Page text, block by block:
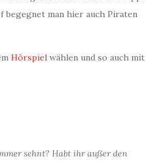
begegnet man hier auch Piraten
Hörspiel wählen und so auch mit
sehnt? Habt ihr außer den